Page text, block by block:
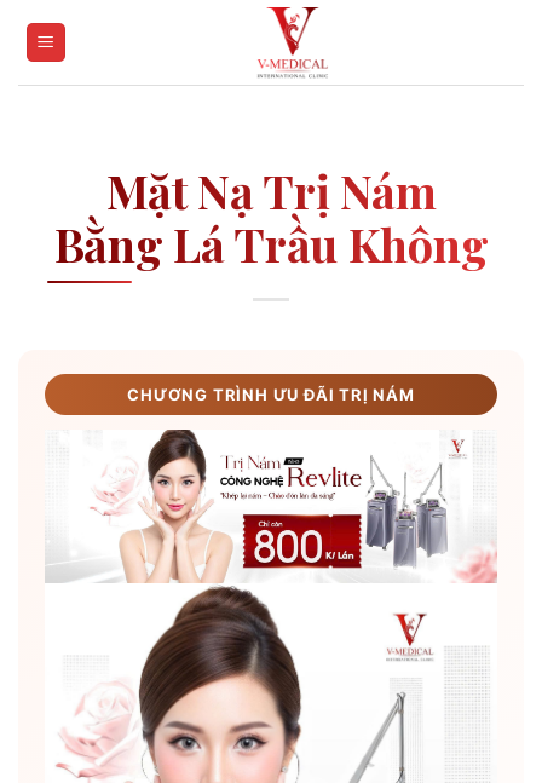
Mặt Nạ Trị Nám
Bằng Lá Trầu Không
CHƯƠNG TRÌNH ƯU ĐÃI TRỊ NÁM